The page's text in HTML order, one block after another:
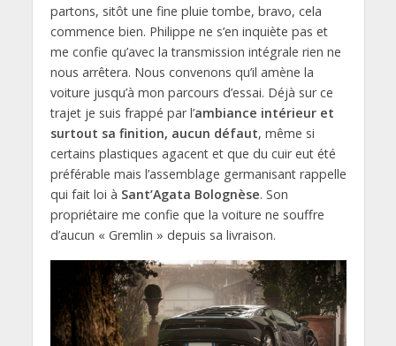
partons, sitôt une fine pluie tombe, bravo, cela
commence bien. Philippe ne s’en inquiète pas et
me confie qu’avec la transmission intégrale rien ne
nous arrêtera. Nous convenons qu’il amène la
voiture jusqu’à mon parcours d’essai. Déjà sur ce
trajet je suis frappé par l’ambiance intérieur et
surtout sa finition, aucun défaut, même si
certains plastiques agacent et que du cuir eut été
préférable mais l’assemblage germanisant rappelle
qui fait loi à Sant’Agata Bolognèse. Son
propriétaire me confie que la voiture ne souffre
d’aucun « Gremlin » depuis sa livraison.